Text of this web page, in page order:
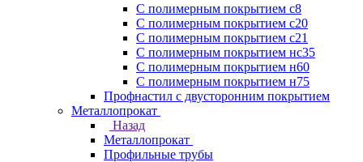
С полимерным покрытием с8
С полимерным покрытием с20
С полимерным покрытием с21
С полимерным покрытием нс35
С полимерным покрытием н60
С полимерным покрытием н75
Профнастил с двусторонним покрытием
Металлопрокат
Назад
Металлопрокат
Профильные трубы